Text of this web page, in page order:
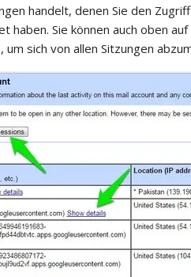
handelt, denen Sie den
haben. Sie können auch oben
um sich von allen Sitzungen